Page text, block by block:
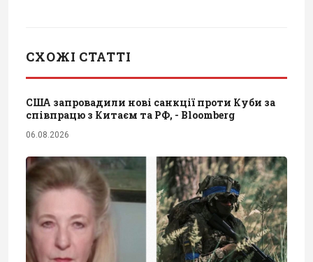
СХОЖІ СТАТТІ
США запровадили нові санкції проти Куби за
співпрацю з Китаєм та РФ, - Bloomberg
06.08.2026